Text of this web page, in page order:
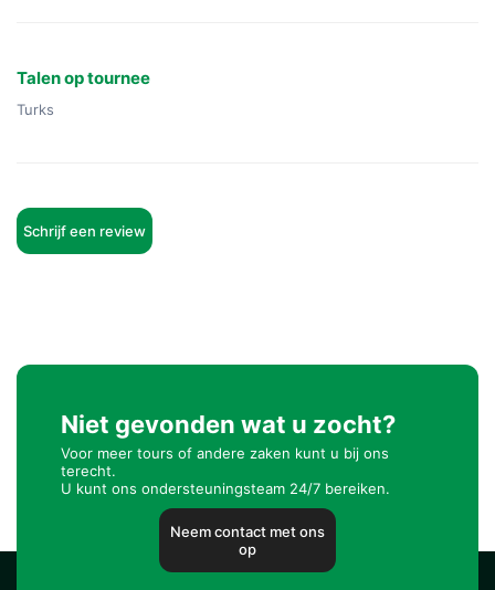
Talen op tournee
Turks
Schrijf een review
Niet gevonden wat u zocht?
Voor meer tours of andere zaken kunt u bij ons
terecht.
U kunt ons ondersteuningsteam 24/7 bereiken.
Neem contact met ons
op